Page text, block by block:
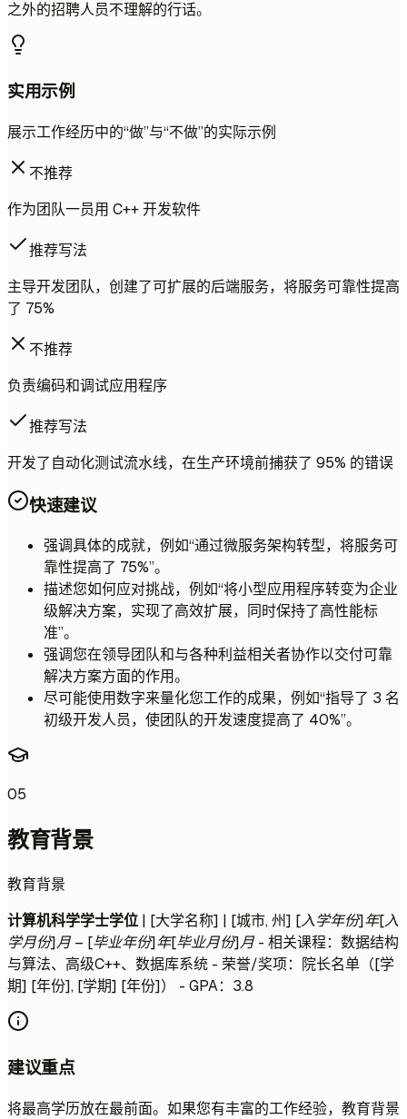
之外的招聘人员不理解的行话。
实用示例
展示工作经历中的“做”与“不做”的实际示例
不推荐
作为团队一员用 C++ 开发软件
推荐写法
主导开发团队，创建了可扩展的后端服务，将服务可靠性提高
了 75%
不推荐
负责编码和调试应用程序
推荐写法
开发了自动化测试流水线，在生产环境前捕获了 95% 的错误
快速建议
强调具体的成就，例如“通过微服务架构转型，将服务可
靠性提高了 75%”。
描述您如何应对挑战，例如“将小型应用程序转变为企业
级解决方案，实现了高效扩展，同时保持了高性能标
准”。
强调您在领导团队和与各种利益相关者协作以交付可靠
解决方案方面的作用。
尽可能使用数字来量化您工作的成果，例如“指导了 3 名
初级开发人员，使团队的开发速度提高了 40%”。
05
教育背景
教育背景
计算机科学学士学位 | [大学名称] | [城市, 州] [入学年份]年[入
学月份]月 – [毕业年份]年[毕业月份]月- 相关课程：数据结构
与算法、高级C++、数据库系统 - 荣誉/奖项：院长名单（[学
期] [年份], [学期] [年份]） - GPA：3.8
建议重点
将最高学历放在最前面。如果您有丰富的工作经验，教育背景